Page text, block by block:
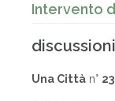
Intervento
discussioni
Una Città n°